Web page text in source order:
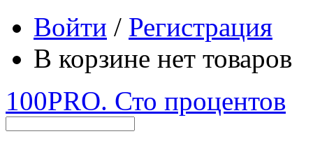
Войти / Регистрация
В корзине нет товаров
100PRO. Сто процентов